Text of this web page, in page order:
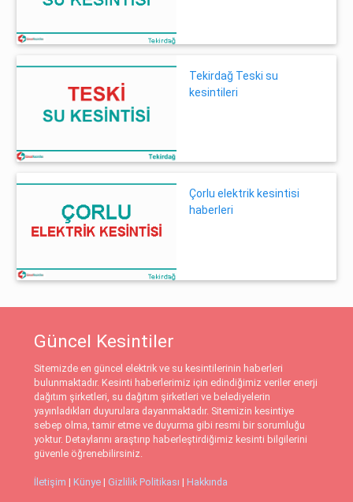
Tekirdağ Teski su
kesintileri
Çorlu elektrik kesintisi
haberleri
Güncel Kesintiler
Sitemizde en güncel elektrik ve su kesintilerinin haberleri
bulunmaktadır. Kesinti haberlerimiz için edindiğimiz veriler enerji
dağıtım şirketleri, su dağıtım şirketleri ve belediyelerin
yayınladıkları duyurulara dayanmaktadır. Sitemizin kesintiye
sebep olma, tamir etme ve duyurma gibi resmi bir sorumluğu
yoktur. Detaylarını araştırıp haberleştirdiğimiz kesinti bilgilerini
güvenle öğrenebilirsiniz.
İletişim | Künye | Gizlilik Politikası | Hakkında